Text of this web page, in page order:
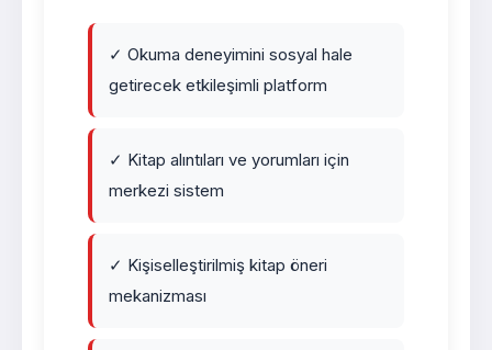
✓ Okuma deneyimini sosyal hale
getirecek etkileşimli platform
✓ Kitap alıntıları ve yorumları için
merkezi sistem
✓ Kişiselleştirilmiş kitap öneri
mekanizması